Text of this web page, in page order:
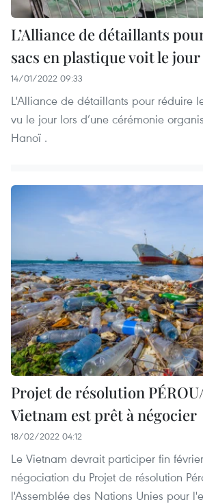
L’Alliance de détaillants
sacs en plastique voit le jour
14/01/2022 09:33
L'Alliance de détaillants pour réduire
vu le jour lors d’une cérémonie
Hanoï .
Projet de résolution
Vietnam est prêt à négocier
18/02/2022 04:12
Le Vietnam devrait participer fin
négociation du Projet de résolution
l'Assemblée des Nations Unies pour